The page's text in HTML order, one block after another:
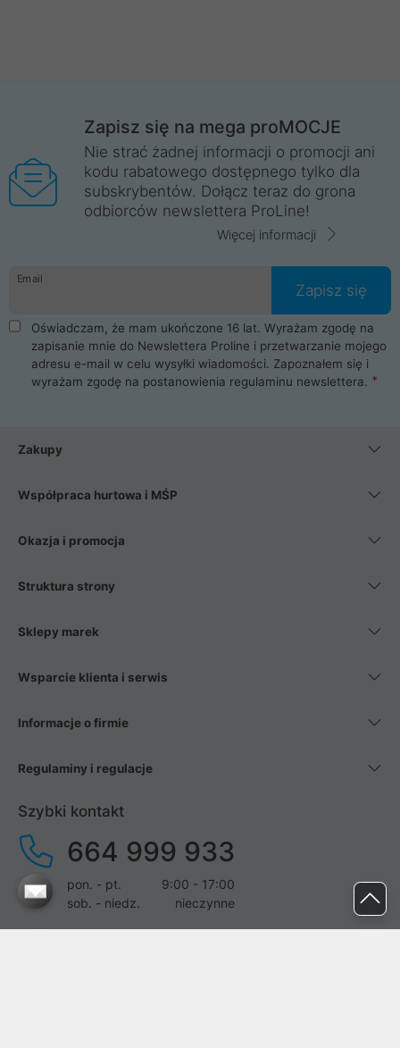
Zapisz się na mega proMOCJE
Nie strać żadnej informacji o promocji ani
kodu rabatowego dostępnego tylko dla
subskrybentów. Dołącz teraz do grona
odbiorców newslettera ProLine!
Więcej informacji
Email
Zapisz się
Oświadczam, że mam ukończone 16 lat. Wyrażam zgodę na
zapisanie mnie do Newslettera Proline i przetwarzanie mojego
adresu e-mail w celu wysyłki wiadomości. Zapoznałem się i
wyrażam zgodę na postanowienia regulaminu newslettera.
Zakupy
Współpraca hurtowa i MŚP
Okazja i promocja
Struktura strony
Sklepy marek
Wsparcie klienta i serwis
Informacje o firmie
Regulaminy i regulacje
Szybki kontakt
664 999 933
pon. - pt.
9:00 - 17:00
sob. - niedz.
nieczynne